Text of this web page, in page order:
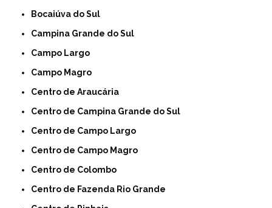
Bocaiúva do Sul
Campina Grande do Sul
Campo Largo
Campo Magro
Centro de Araucária
Centro de Campina Grande do Sul
Centro de Campo Largo
Centro de Campo Magro
Centro de Colombo
Centro de Fazenda Rio Grande